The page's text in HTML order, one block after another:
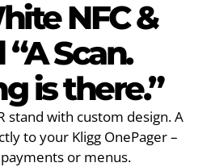
NFC &
Scan.
is there.”
stand with custom design. A
to your Kligg OnePager –
or menus.